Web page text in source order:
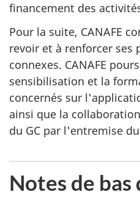
financement des
Pour la suite, CANAFE
revoir et à renforcer ses
connexes. CANAFE
sensibilisation et la
concernés sur
ainsi que la
du GC par l'entremise du
Notes de bas